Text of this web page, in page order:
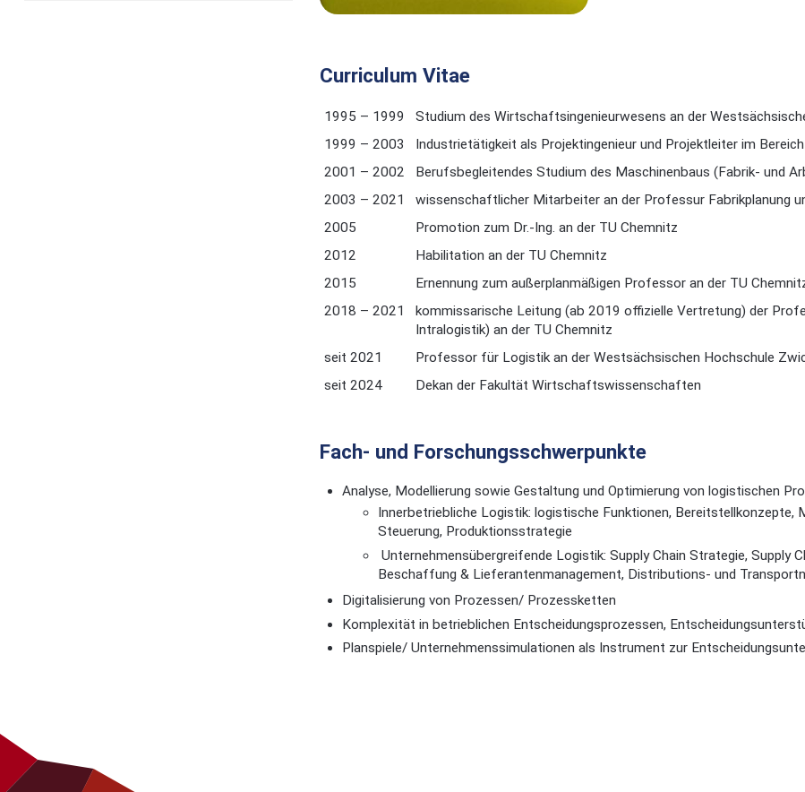
Curriculum Vitae
1995 – 1999
Studium des Wirtschaftsingenieurwesens an der
1999 – 2003
Industrietätigkeit als Projektingenieur und Projektleiter im
2001 – 2002
Berufsbegleitendes Studium des Maschinenbaus (Fabrik- und
2003 – 2021
wissenschaftlicher Mitarbeiter an der Professur Fabrikplanung
2005
Promotion zum Dr.-Ing. an der TU Chemnitz
2012
Habilitation an der TU Chemnitz
2015
Ernennung zum außerplanmäßigen Professor an der TU
2018 – 2021
kommissarische Leitung (ab 2019 offizielle Vertretung) der
Intralogistik) an der TU Chemnitz
seit 2021
Professor für Logistik an der Westsächsischen Hochschule
seit 2024
Dekan der Fakultät Wirtschaftswissenschaften
Fach- und Forschungsschwerpunkte
Analyse, Modellierung sowie Gestaltung und Optimierung von logistischen
Innerbetriebliche Logistik: logistische Funktionen, Bereitstellkonzepte,
Steuerung, Produktionsstrategie
Unternehmensübergreifende Logistik: Supply Chain Strategie, Supply
Beschaffung & Lieferantenmanagement, Distributions- und
Digitalisierung von Prozessen/ Prozessketten
Komplexität in betrieblichen Entscheidungsprozessen,
Planspiele/ Unternehmenssimulationen als Instrument zur